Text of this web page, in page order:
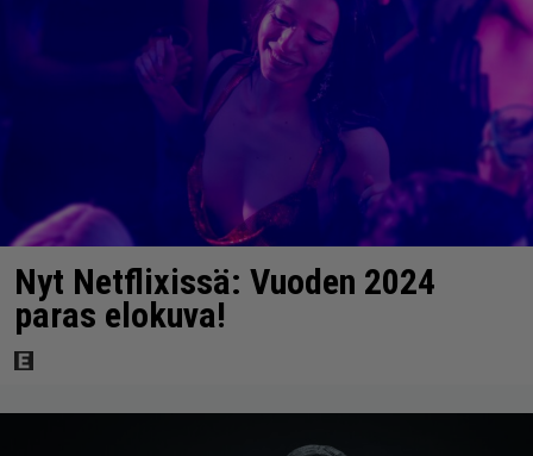
Nyt Netflixissä: Vuoden 2024
paras elokuva!